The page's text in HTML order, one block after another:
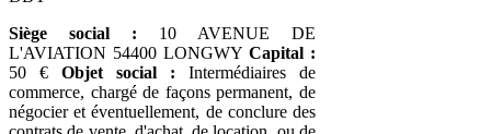
Siège social : 10 AVENUE DE
L'AVIATION 54400 LONGWY Capital :
50 € Objet social : Intermédiaires de
commerce, chargé de façons permanent, de
négocier et éventuellement, de conclure des